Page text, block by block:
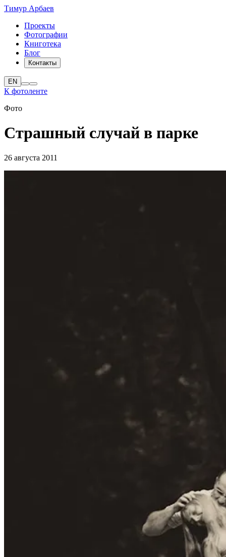
Тимур Арбаев
Проекты
Фотографии
Книготека
Блог
Контакты
EN
К фотоленте
Фото
Страшный случай в парке
26 августа 2011